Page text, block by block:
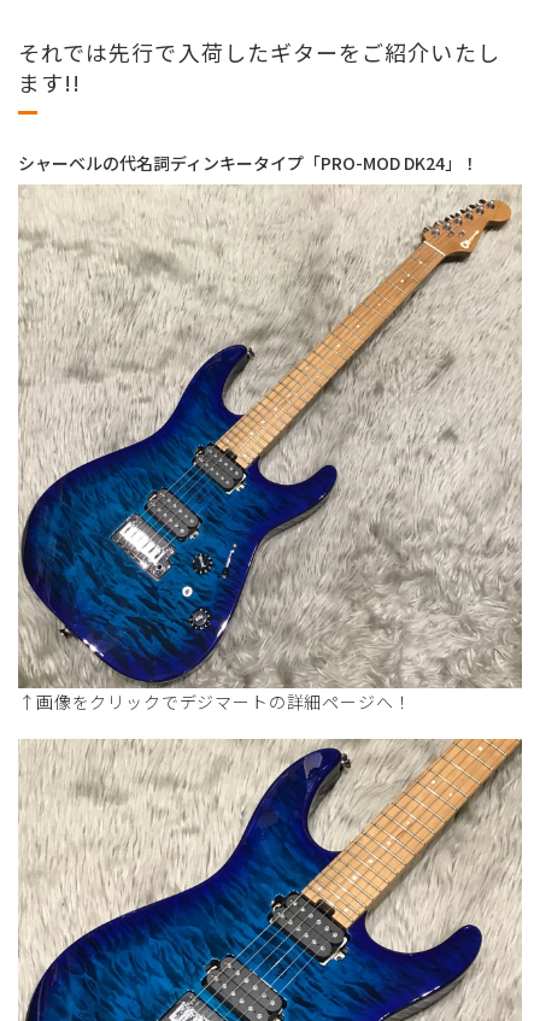
それでは先行で入荷したギターをご紹介いたし
ます!!
シャーベルの代名詞ディンキータイプ「PRO-MOD DK24」！
↑画像をクリックでデジマートの詳細ページへ！